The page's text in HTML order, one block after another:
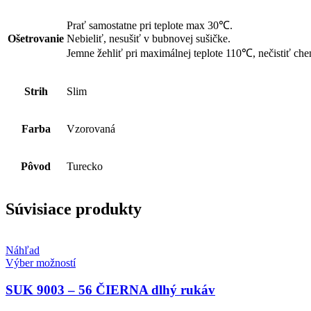
Ošetrovanie
Prať samostatne pri teplote max 30℃.
Nebieliť, nesušiť v bubnovej sušičke.
Jemne žehliť pri maximálnej teplote 110℃, nečistiť
Strih Slim
Farba Vzorovaná
Pôvod Turecko
Súvisiace produkty
Náhľad
Výber možnostíTento
má
SUK 9003 – 56 ČIERNA dlhý rukáv